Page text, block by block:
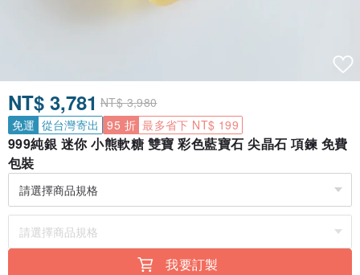
NT$ 3,781 NT$ 3,980
免運 從台灣寄出 95 折 最多省下 NT$ 199
999純銀 迷你 小熊軟糖 雙寶 彩色藍寶石 尖晶石 項鍊 免費
包裝
我要訂製